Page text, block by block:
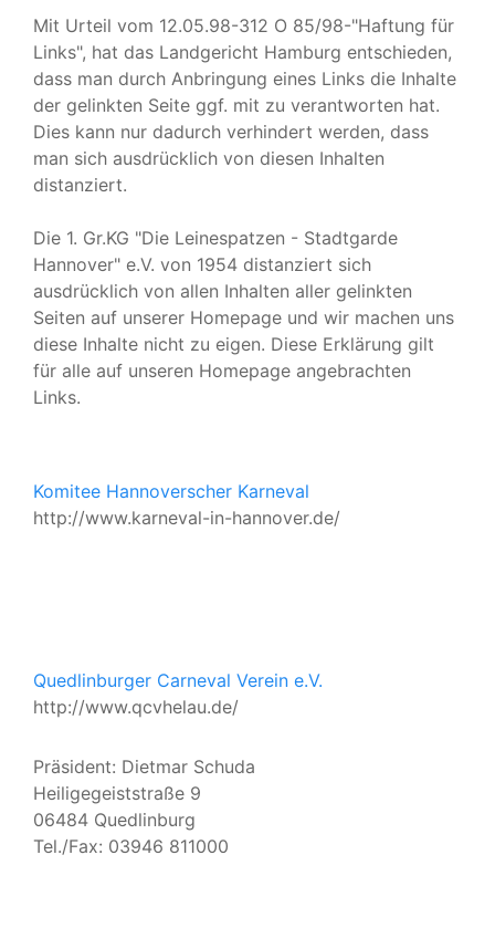
Mit Urteil vom 12.05.98-312 O 85/98-"Haftung für
Links", hat das Landgericht Hamburg entschieden,
dass man durch Anbringung eines Links die Inhalte
der gelinkten Seite ggf. mit zu verantworten hat.
Dies kann nur dadurch verhindert werden, dass
man sich ausdrücklich von diesen Inhalten
distanziert.
Die 1. Gr.KG "Die Leinespatzen - Stadtgarde
Hannover" e.V. von 1954 distanziert sich
ausdrücklich von allen Inhalten aller gelinkten
Seiten auf unserer Homepage und wir machen uns
diese Inhalte nicht zu eigen. Diese Erklärung gilt
für alle auf unseren Homepage angebrachten
Links.
Komitee Hannoverscher Karneval
http://www.karneval-in-hannover.de/
Quedlinburger Carneval Verein e.V.
http://www.qcvhelau.de/
Präsident: Dietmar Schuda
Heiligegeiststraße 9
06484 Quedlinburg
Tel./Fax: 03946 811000